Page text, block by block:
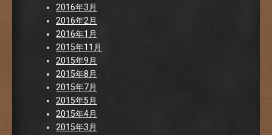
2016年3月
2016年2月
2016年1月
2015年11月
2015年9月
2015年8月
2015年7月
2015年5月
2015年4月
2015年3月